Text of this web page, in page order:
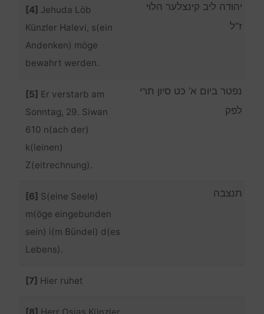
[4] Jehuda Löb
Künzler Halevi, s(ein
Andenken) möge
bewahrt werden.
יהודה ליב קינצלער הלוי
ז”ל
[5] Er verstarb am
Sonntag, 29. Siwan
610 n(ach der)
k(leinen)
Z(eitrechnung).
נפטר ביום א’ כט סיון תרי
לפק
[6] S(eine Seele)
m(öge eingebunden
sein) i(m Bündel) d(es
Lebens).
תנצבה
[7] Hier ruhet